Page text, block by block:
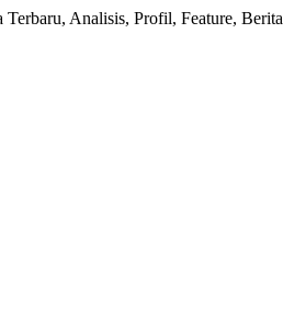
Analisis, Profil, Feature,